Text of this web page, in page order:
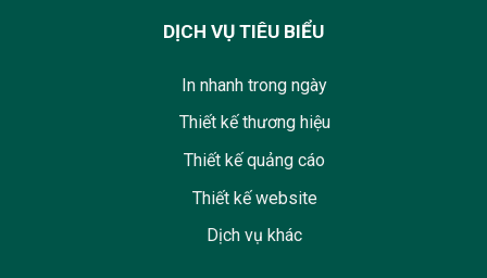
DỊCH VỤ TIÊU BIỂU
In nhanh trong ngày
Thiết kế thương hiệu
Thiết kế quảng cáo
Thiết kế website
Dịch vụ khác